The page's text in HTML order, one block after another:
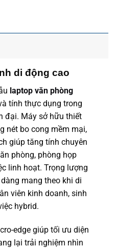
di động cao
laptop văn phòng
tính thực dụng trong
đại. Máy sở hữu thiết
nét bo cong mềm mại,
giúp tăng tính chuyên
phòng, phòng họp
linh hoạt. Trọng lượng
mang theo khi di
viên kinh doanh, sinh
hybrid.
edge giúp tối ưu diện
lại trải nghiệm nhìn